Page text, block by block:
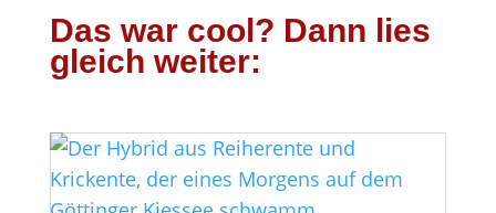
Das war cool? Dann lies
gleich weiter: